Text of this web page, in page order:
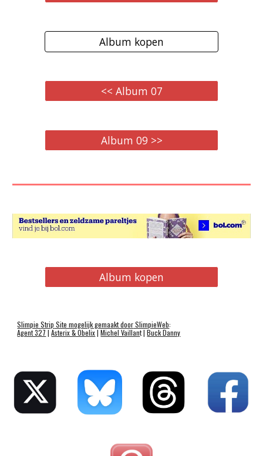
Album kopen
<< Album 07
Album 09 >>
Album kopen
SlimpieStrip Site mogelijk gemaakt doorSlimpieWeb:
Agent 327 | Asterix & Obelix| Michel Vaillant | Buck Danny